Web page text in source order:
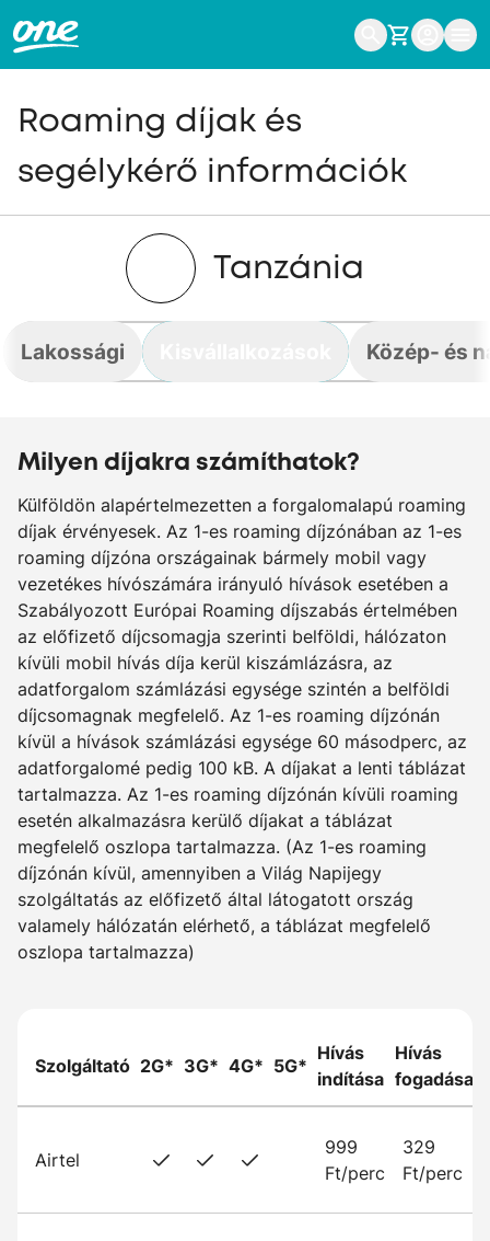
Roaming díjak és
segélykérő információk
Tanzánia
Lakossági Közép- és
Milyen díjakra számíthatok?
Külföldön alapértelmezetten a forgalomalapú roaming
díjak érvényesek. Az 1-es roaming díjzónában az 1-es
roaming díjzóna országainak bármely mobil vagy
vezetékes hívószámára irányuló hívások esetében a
Szabályozott Európai Roaming díjszabás értelmében
az előfizető díjcsomagja szerinti belföldi, hálózaton
kívüli mobil hívás díja kerül kiszámlázásra, az
adatforgalom számlázási egysége szintén a belföldi
díjcsomagnak megfelelő. Az 1-es roaming díjzónán
kívül a hívások számlázási egysége 60 másodperc, az
adatforgalomé pedig 100 kB. A díjakat a lenti táblázat
tartalmazza. Az 1-es roaming díjzónán kívüli roaming
esetén alkalmazásra kerülő díjakat a táblázat
megfelelő oszlopa tartalmazza. (Az 1-es roaming
díjzónán kívül, amennyiben a Világ Napijegy
szolgáltatás az előfizető által látogatott ország
valamely hálózatán elérhető, a táblázat megfelelő
oszlopa tartalmazza)
Szolgáltató 2G* 3G* 4G* 5G*
Hívás
indítása
Hívás
fogadása
Airtel
999
Ft/perc
329
Ft/perc